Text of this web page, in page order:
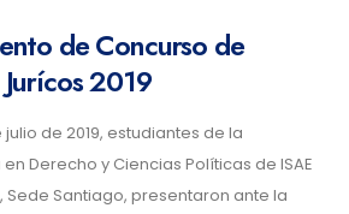
de Concurso de
Jurícos 2019
julio de 2019, estudiantes de la
Derecho y Ciencias Políticas de ISAE
Sede Santiago, presentaron ante la